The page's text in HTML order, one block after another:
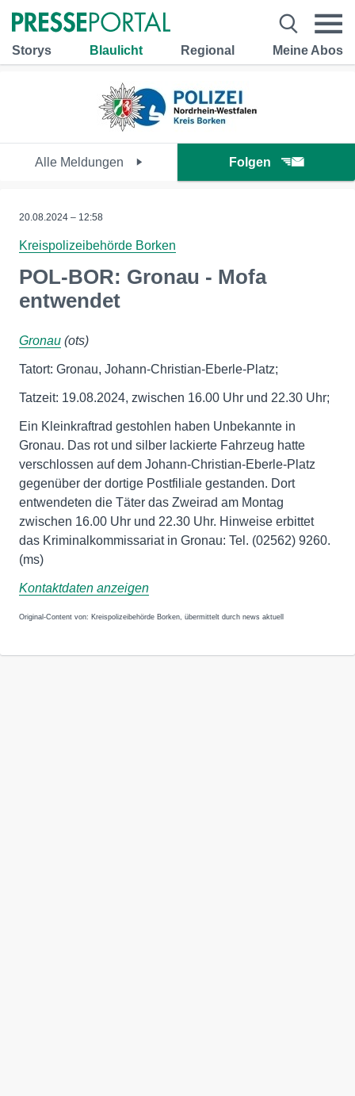
Storys Blaulicht Regional Meine Abos
Alle Meldungen Folgen
20.08.2024 – 12:58
Kreispolizeibehörde Borken
POL-BOR: Gronau - Mofa
entwendet
Gronau (ots)
Tatort: Gronau, Johann-Christian-Eberle-Platz;
Tatzeit: 19.08.2024, zwischen 16.00 Uhr und 22.30 Uhr;
Ein Kleinkraftrad gestohlen haben Unbekannte in
Gronau. Das rot und silber lackierte Fahrzeug hatte
verschlossen auf dem Johann-Christian-Eberle-Platz
gegenüber der dortige Postfiliale gestanden. Dort
entwendeten die Täter das Zweirad am Montag
zwischen 16.00 Uhr und 22.30 Uhr. Hinweise erbittet
das Kriminalkommissariat in Gronau: Tel. (02562) 9260.
(ms)
Kontaktdaten anzeigen
Original-Content von: Kreispolizeibehörde Borken, übermittelt durch news aktuell